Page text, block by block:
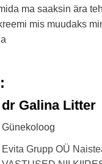
ma saaksin ära
mis muudaks
dr Galina Litter
Günekoloog
Evita Grupp OÜ